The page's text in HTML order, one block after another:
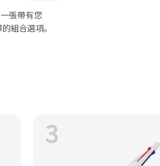
張帶有您
組合選項。
3